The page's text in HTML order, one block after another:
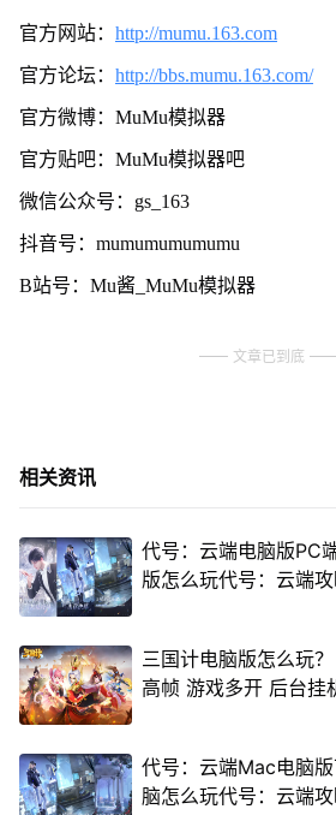
官方网站： http://mumu.163.com
官方论坛： http://bbs.mumu.163.com/
官方微博：MuMu模拟器
官方贴吧：MuMu模拟器吧
微信公众号：gs_163
抖音号：mumumumumumu
B站号：Mu酱_MuMu模拟器
文章已到底
相关资讯
代号：云端电脑版PC
版怎么玩代号：云端
三国计电脑版怎么玩
高帧 游戏多开 后台挂
代号：云端Mac电脑
脑怎么玩代号：云端